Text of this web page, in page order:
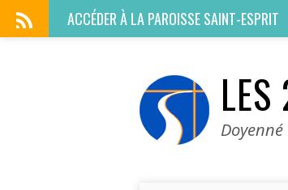
ACCÉDER À LAPAROISSE SAINT-ESPRIT
Doyenné